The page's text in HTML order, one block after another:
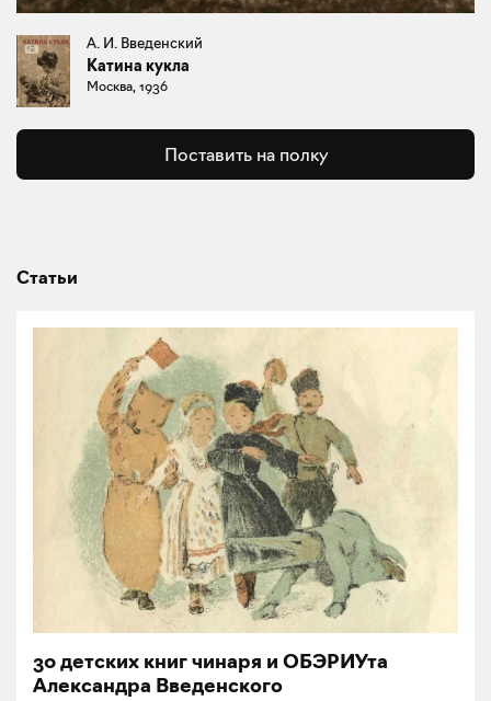
А. И. Введенский
Катина кукла
Москва, 1936
Поставить на полку
Статьи
30 детских книг чинаря и ОБЭРИУта
Александра Введенского